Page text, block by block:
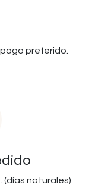
preferido.
(días naturales)